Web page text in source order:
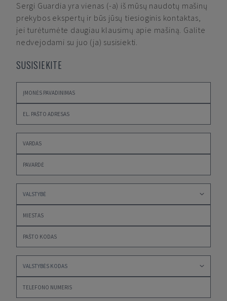
Sergi Guardia yra vienas (-a) iš mūsų naudotų mašinų
prekybos ekspertų ir būs jūsų tiesioginis kontaktas,
jei turėtumėte daugiau klausimų apie mašiną. Galite
nedvejodami su juo (ja) susisiekti.
SUSISIEKITE